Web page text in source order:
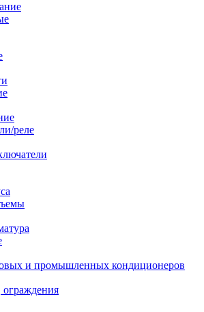
реле
и промышленных кондиционеров